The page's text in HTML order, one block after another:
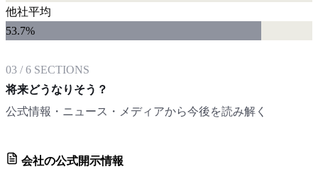
他社平均
53.7%
03 /6 SECTIONS
将来どうなりそう？
公式情報・ニュース・メディアから今後を読み解く
会社の公式開示情報